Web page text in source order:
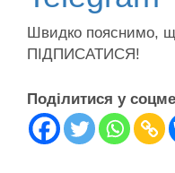
Швидко пояснимо,
ПІДПИСАТИСЯ!
Поділитися у